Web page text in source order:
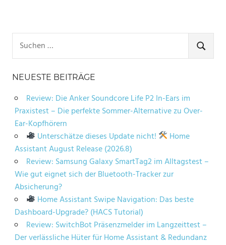
nach:
SUCHEN
NEUESTE BEITRÄGE
Review: Die Anker Soundcore Life P2 In-Ears im
Praxistest – Die perfekte Sommer-Alternative zu Over-
Ear-Kopfhörern
Unterschätze dieses Update nicht!
Home
Assistant August Release (2026.8)
Review: Samsung Galaxy SmartTag2 im Alltagstest –
Wie gut eignet sich der Bluetooth-Tracker zur
Absicherung?
Home Assistant Swipe Navigation: Das beste
Dashboard-Upgrade? (HACS Tutorial)
Review: SwitchBot Präsenzmelder im Langzeittest –
Der verlässliche Hüter für Home Assistant & Redundanz